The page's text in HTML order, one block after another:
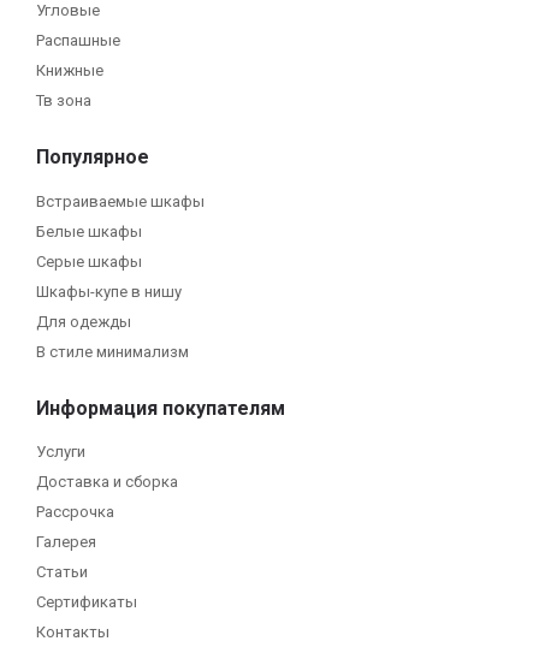
Угловые
Распашные
Книжные
Тв зона
Популярное
Встраиваемые шкафы
Белые шкафы
Серые шкафы
Шкафы-купе в нишу
Для одежды
В стиле минимализм
Информация покупателям
Услуги
Доставка и сборка
Рассрочка
Галерея
Статьи
Сертификаты
Контакты